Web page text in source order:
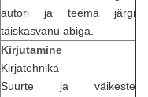
autori ja teema järgi
täiskasvanu abiga.
Kirjutamine
Kirjatehnika
Suurte ja väikeste